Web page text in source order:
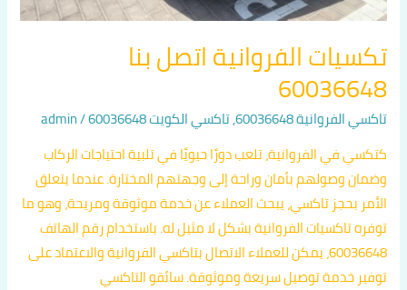
تكسيات الفروانية اتصل بنا
60036648
تاكسي الفروانية 60036648 ,تاكسي الكويت 60036648 /
admin
كتكسي في الفروانية، تلعب دورًا حيويًا في تلبية احتياجات الركاب
وضمان وصولهم بأمان وراحة إلى وجهتهم المختارة. عندما يتعلق
الأمر بحجز تاكسي، يبحث العملاء عن خدمة موثوقة ومريحة، وهو ما
توفره تاكسيات الفروانية بشكل لا مثيل له. باستخدام رقم الهاتف
60036648، يمكن للعملاء الاتصال بتاكسي الفروانية والاعتماد على
توفير خدمة توصيل سريعة وموثوقة. سائقو التاكسي